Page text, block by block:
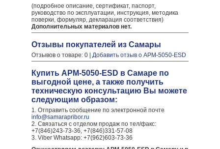
(подробное описание, сертификат, паспорт,
руководство по эксплуатации, инструкция, методика
поверки, формуляр, декларация соответствия)
Дополнительных материалов нет.
Отзывы покупателей из Самары
Отзывов о товаре: 0 | Добавить отзыв о АРМ-5050-ESD
Купить АРМ-5050-ESD в Самаре по
выгодной цене, а также получить
техническую консультацию Вы можете
следующим образом:
1. Отправить сообщение по электронной почте
info@samarapribor.ru
2. Связаться с отделом продаж по тел/факс:
+7(846)243-73-36, +7(846)331-57-08
3. Viber Whatsapp: +7(962)603-73-36